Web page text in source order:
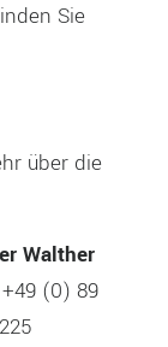
Sie
über die
Walther
(0) 89